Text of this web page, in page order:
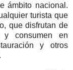
ámbito nacional.
turista que
que disfrutan de
consumen en
y otros